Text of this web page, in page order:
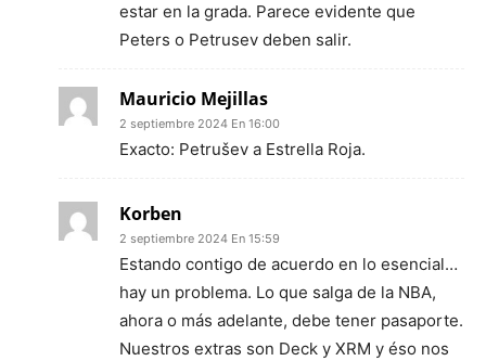
estar en la grada. Parece evidente que
Peters o Petrusev deben salir.
Mauricio Mejillas
2 septiembre 2024 En 16:00
Exacto: Petrušev a Estrella Roja.
Korben
2 septiembre 2024 En 15:59
Estando contigo de acuerdo en lo esencial…
hay un problema. Lo que salga de la NBA,
ahora o más adelante, debe tener pasaporte.
Nuestros extras son Deck y XRM y éso nos